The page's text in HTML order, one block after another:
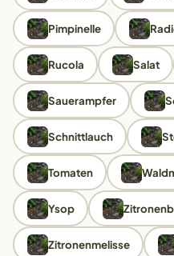
Pimpinelle
Rucola Salat
Sauerampfer
Schnittlauch
Tomaten
Ysop
Zitronenmelisse